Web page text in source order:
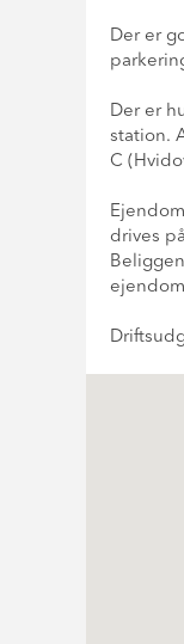
Der er
Der er
station.
C
drives